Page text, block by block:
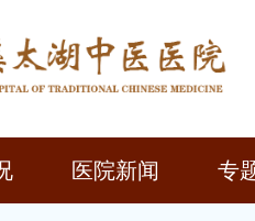
医院新闻 专